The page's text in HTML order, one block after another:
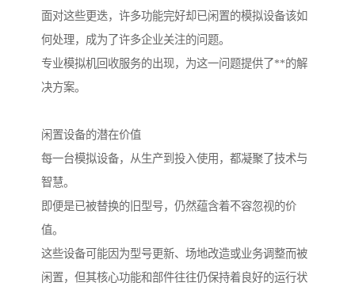
面对这些更迭，许多功能完好却已闲置的模拟设备该如
何处理，成为了许多企业关注的问题。
专业模拟机回收服务的出现，为这一问题提供了**的解
决方案。
闲置设备的潜在价值
每一台模拟设备，从生产到投入使用，都凝聚了技术与
智慧。
即便是已被替换的旧型号，仍然蕴含着不容忽视的价
值。
这些设备可能因为型号更新、场地改造或业务调整而被
闲置，但其核心功能和部件往往仍保持着良好的运行状